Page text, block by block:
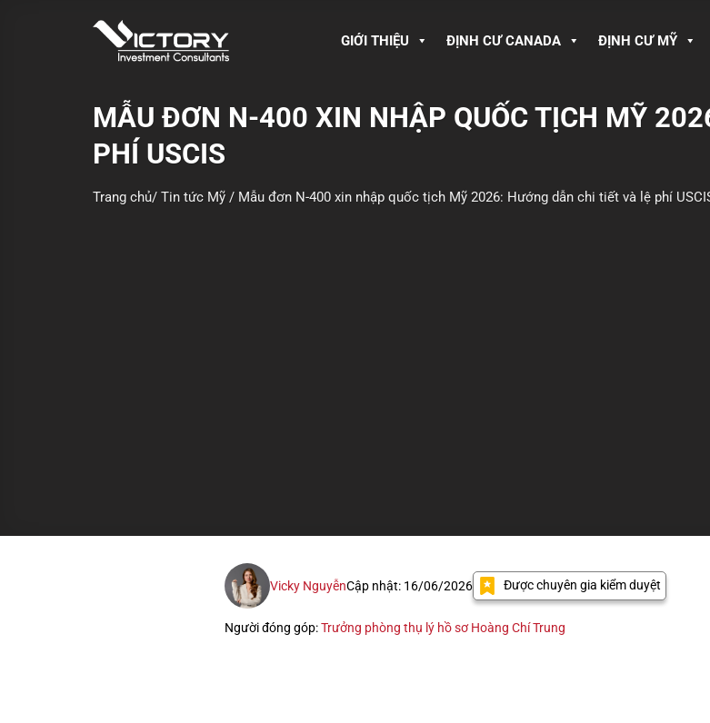
GIỚI THIỆU ĐỊNH CƯ CANADA ĐỊNH CƯ MỸ
MẪU ĐƠN N-400 XIN NHẬP QUỐC TỊCH MỸ
PHÍ USCIS
Trang chủ/ Tin tức Mỹ / Mẫu đơn N-400 xin nhập quốc tịch Mỹ 2026: Hướng dẫn chi tiết và lệ phí
Vicky NguyễnCập nhật: 16/06/2026 Được chuyên gia kiểm duyệt
Người đóng góp:Trưởng phòng thụ lý hồ sơ Hoàng Chí Trung